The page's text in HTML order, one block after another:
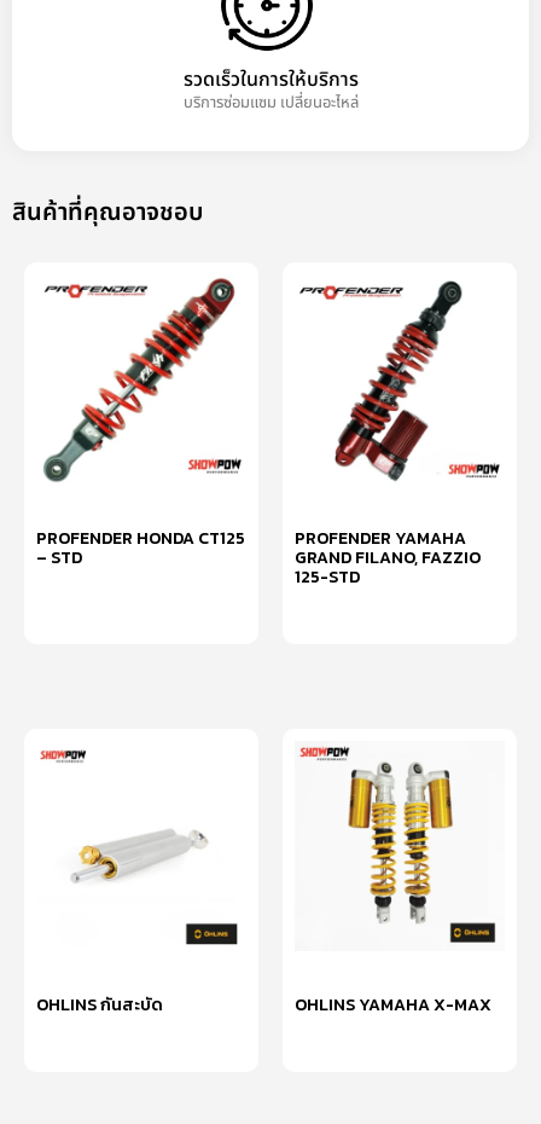
รวดเร็วในการให้บริการ
บริการซ่อมแซม เปลี่ยนอะไหล่
สินค้าที่คุณอาจชอบ
PROFENDER HONDA CT125
– STD
PROFENDER YAMAHA
GRAND FILANO, FAZZIO
125-STD
OHLINS กันสะบัด
OHLINS YAMAHA X-MAX